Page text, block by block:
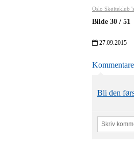
Oslo Skøiteklub
Bilde 30 / 51
27.09.2015
Bli den